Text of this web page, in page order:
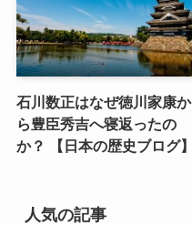
石川数正はなぜ徳川家康か
ら豊臣秀吉へ寝返ったの
か？ 【日本の歴史ブログ】
人気の記事